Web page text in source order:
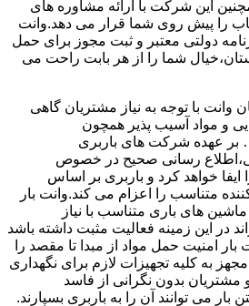
این شرکت با ارائه مشاوره های
را پیش روی شما قرار می دهد.وانت
دولتی معتبر و ثبت مجوز برای حمل
شما را از هر بابت راحت می
وانت با توجه به نیاز مشتریان گاهی
و مواد آسیب پذیر همچون
بر عهده شرکت های باربری
رسانی صحیح در خصوص
خواهد کرد و باربری بر اساس
متناسب را اعزام می کند.وانت بار
ماشین های باری متناسب با نیاز
در این زمینه فعالیت مثبت داشته باشد
بار امنیت حمل مواد از مبدا تا مقصد را
به کلیه تجهیزات لازم برای نگهداری
مشتریان بدون نگرانی از فاسد
می توانند آن را به باربری بسپارند.